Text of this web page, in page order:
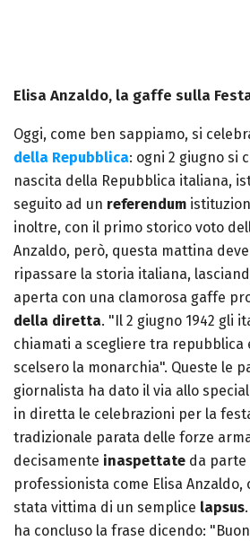
Elisa Anzaldo, la gaffe sulla
Oggi, come ben sappiamo, si
della Repubblica: ogni 2 giugno si
nascita della Repubblica italiana,
seguito ad un referendum
inoltre, con il primo storico voto
Anzaldo, però, questa mattina
ripassare la storia italiana,
aperta con una clamorosa gaffe
della diretta. "Il 2 giugno 1942 gli
chiamati a scegliere tra repubblica
scelsero la monarchia". Queste le
giornalista ha dato il via allo
in diretta le celebrazioni per la
tradizionale parata delle forze
decisamente inaspettate da parte
professionista come Elisa
stata vittima di un semplice lapsus
ha concluso la frase dicendo: